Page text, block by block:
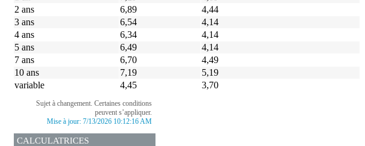
2 ans
6,89
4,44
3 ans
6,54
4,14
4 ans
6,34
4,14
5 ans
6,49
4,14
7 ans
6,70
4,49
10 ans
7,19
5,19
variable
4,45 3,70
Sujet à changement. Certaines conditions
peuvent s’appliquer.
Mise à jour: 7/13/2026 10:12:16 AM
CALCULATRICES